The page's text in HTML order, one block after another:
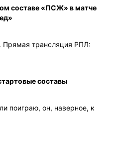
составе «ПСЖ» в матче
трансляция РПЛ:
составы
поиграю, он, наверное, к